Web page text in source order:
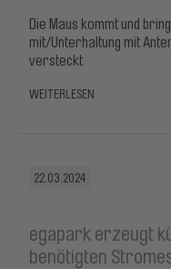
Die Maus kommt und
mit/Unterhaltung mit
versteckt
WEITERLESEN
22.03.2024
egapark erzeugt
benötigten